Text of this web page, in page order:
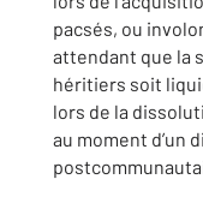
pacsés, ou
attendant que la
héritiers soit
lors de la
au moment d’un